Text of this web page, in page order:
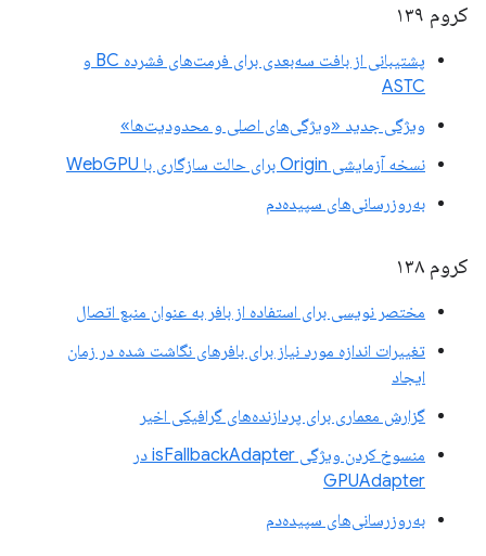
کروم ۱۳۹
پشتیبانی از بافت سه‌بعدی برای فرمت‌های فشرده BC و
ASTC
ویژگی جدید «ویژگی‌های اصلی و محدودیت‌ها»
نسخه آزمایشی Origin برای حالت سازگاری با WebGPU
به‌روزرسانی‌های سپیده‌دم
کروم ۱۳۸
مختصر نویسی برای استفاده از بافر به عنوان منبع اتصال
تغییرات اندازه مورد نیاز برای بافرهای نگاشت شده در زمان
ایجاد
گزارش معماری برای پردازنده‌های گرافیکی اخیر
منسوخ کردن ویژگی isFallbackAdapter در
GPUAdapter
به‌روزرسانی‌های سپیده‌دم